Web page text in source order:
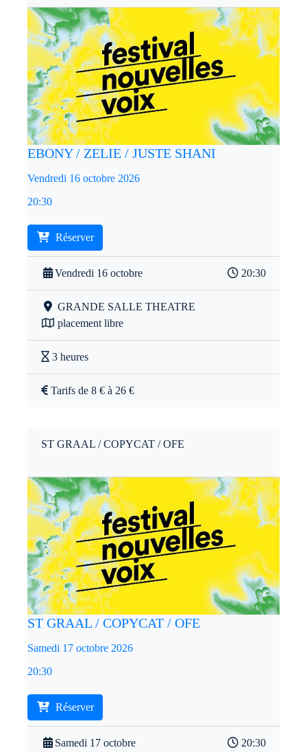
EBONY / ZELIE / JUSTE SHANI
Vendredi 16 octobre 2026
20:30
Réserver
Vendredi 16 octobre 20:30
GRANDE SALLE THEATRE
placement libre
3 heures
Tarifs de 8 € à 26 €
ST GRAAL / COPYCAT / OFE
ST GRAAL / COPYCAT / OFE
Samedi 17 octobre 2026
20:30
Réserver
Samedi 17 octobre 20:30